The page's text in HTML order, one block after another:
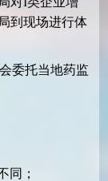
到现场进行体
委托当地药监
同；